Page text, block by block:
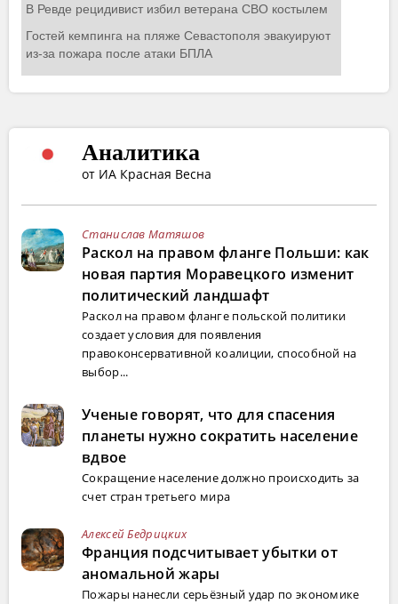
Аналитика
от ИА Красная Весна
Станислав Матяшов
Раскол на правом фланге Польши: как
новая партия Моравецкого изменит
политический ландшафт
Раскол на правом фланге польской политики
создает условия для появления
правоконсервативной коалиции, способной на
выбор...
Ученые говорят, что для спасения
планеты нужно сократить население
вдвое
Сокращение население должно происходить за
счет стран третьего мира
Алексей Бедрицких
Франция подсчитывает убытки от
аномальной жары
Пожары нанесли серьёзный удар по экономике